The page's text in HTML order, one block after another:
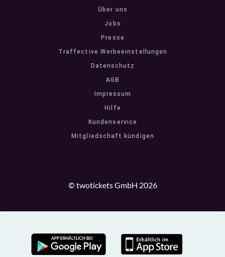
Über uns
Jobs
Presse
Traffective Werbeeinstellungen
Datenschutz
AGB
Impressum
Hilfe
Kundenservice
Mitgliedschaft kündigen
© twotickets GmbH 2026